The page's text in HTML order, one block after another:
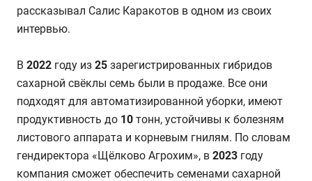
рассказывал Салис Каракотов в одном из своих
интервью.
В 2022 году из 25 зарегистрированных гибридов
сахарной свёклы семь были в продаже. Все они
подходят для автоматизированной уборки, имеют
продуктивность до 10 тонн, устойчивы к болезням
листового аппарата и корневым гнилям. По словам
гендиректора «Щёлково Агрохим», в 2023 году
компания сможет обеспечить семенами сахарной